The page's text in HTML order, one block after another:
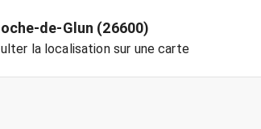
de-Glun (26600)
la localisation sur une carte